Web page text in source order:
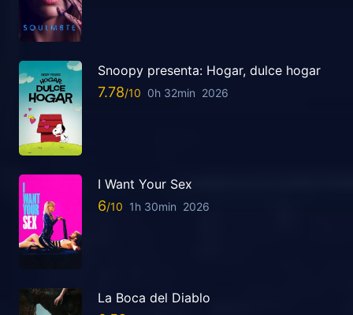
Snoopy presenta: Hogar, dulce hogar
7.78 0h 32min 2026
I Want Your Sex
6 1h 30min 2026
La Boca del Diablo